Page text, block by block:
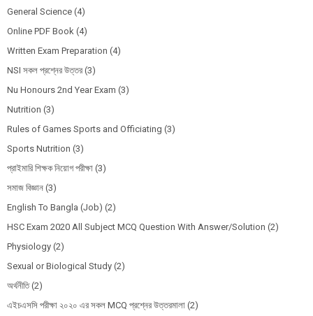
General Science (4)
Online PDF Book (4)
Written Exam Preparation (4)
NSI সকল প্রশ্নের উত্তর (3)
Nu Honours 2nd Year Exam (3)
Nutrition (3)
Rules of Games Sports and Officiating (3)
Sports Nutrition (3)
প্রাইমারি শিক্ষক নিয়োগ পরীক্ষা (3)
সমাজ বিজ্ঞান (3)
English To Bangla (Job) (2)
HSC Exam 2020 All Subject MCQ Question With Answer/Solution (2)
Physiology (2)
Sexual or Biological Study (2)
অর্থনীতি (2)
এইচএসসি পরীক্ষা ২০২০ এর সকল MCQ প্রশ্নের উত্তরমালা (2)